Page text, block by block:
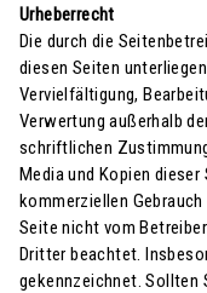
Urheberrecht
Die durch die
diesen Seiten
Vervielfältigung,
Verwertung außerhalb
schriftlichen
Media und Kopien
kommerziellen
Seite nicht vom
Dritter beachtet.
gekennzeichnet. Sollten